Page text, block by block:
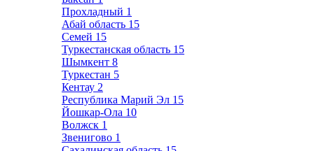
Прохладный 1
Абай область 15
Семей 15
Туркестанская область 15
Шымкент 8
Туркестан 5
Кентау 2
Республика Марий Эл 15
Йошкар-Ола 10
Волжск 1
Звенигово 1